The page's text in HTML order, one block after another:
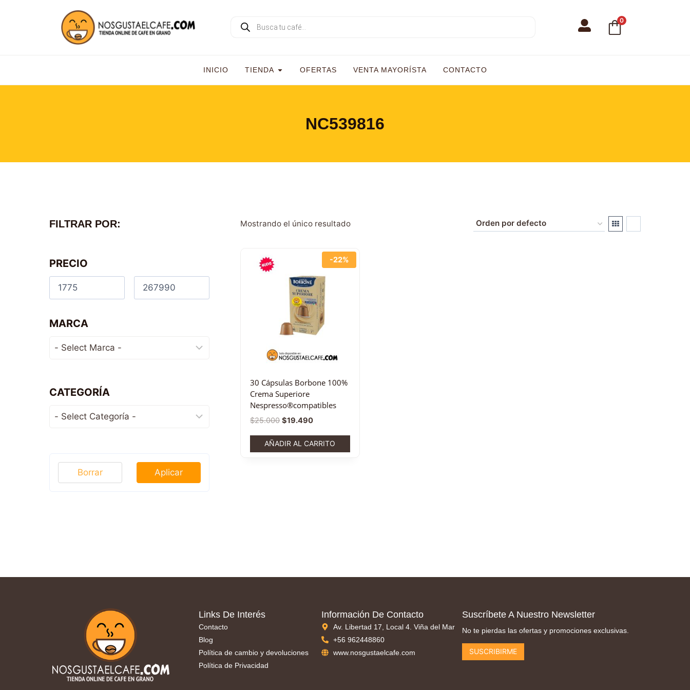
0
INICIO TIENDA OFERTAS VENTA MAYORÍSTA CONTACTO
NC539816
Mostrando el único resultado
-22%
30 Cápsulas Borbone 100%
Crema Superiore
Nespresso®compatibles
$25.000 $19.490
AÑADIR AL CARRITO
FILTRAR POR:
PRECIO
MARCA
CATEGORÍA
Aplicar
Borrar
Links De Interés
Contacto
Blog
Política de cambio y devoluciones
Política de Privacidad
Información De Contacto
Av. Libertad 17, Local 4. Viña del Mar
+56 962448860
www.nosgustaelcafe.com
Suscríbete A Nuestro Newsletter
No te pierdas las ofertas y promociones exclusivas.
SUSCRIBIRME